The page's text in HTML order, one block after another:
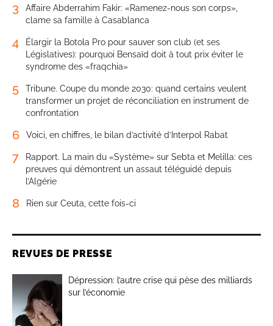
3
Affaire Abderrahim Fakir: «Ramenez-nous son corps»,
clame sa famille à Casablanca
4
Élargir la Botola Pro pour sauver son club (et ses
Législatives): pourquoi Bensaïd doit à tout prix éviter le
syndrome des «fraqchia»
5
Tribune. Coupe du monde 2030: quand certains veulent
transformer un projet de réconciliation en instrument de
confrontation
6 Voici, en chiffres, le bilan d’activité d’Interpol Rabat
7
Rapport. La main du «Système» sur Sebta et Melilla: ces
preuves qui démontrent un assaut téléguidé depuis
l’Algérie
8 Rien sur Ceuta, cette fois-ci
REVUES DE PRESSE
Dépression: l’autre crise qui pèse des milliards
sur l’économie